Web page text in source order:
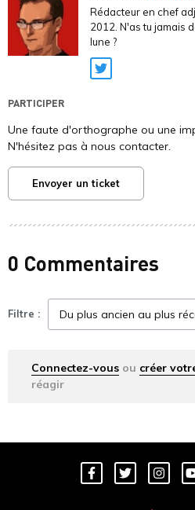
Rédacteur en chef
2012. N'as tu jamais
lune ?
Twitter
PARTICIPER
Une faute d'orthographe ou une
N'hésitez pas à nous contacter.
Envoyer un ticket
0 Commentaires
Filtre :
Connectez-vous ou créer
réagir